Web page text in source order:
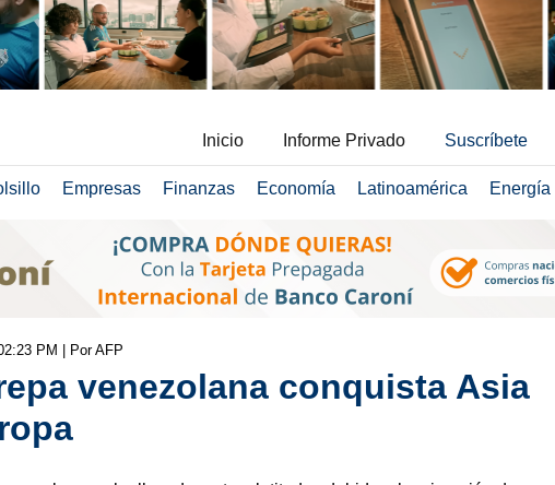
Inicio Informe Privado Suscríbete
Empresas Finanzas Economía Latinoamérica Energía
PM | Por AFP
venezolana conquista Asia